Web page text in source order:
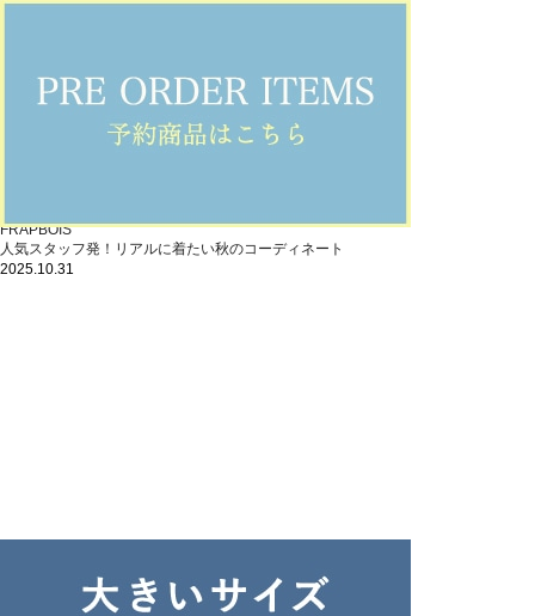
FRAPBOIS
人気スタッフ発！リアルに着たい秋のコーディネート
2025.10.31